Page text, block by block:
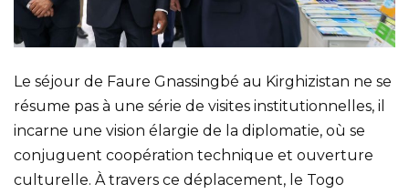
Le séjour de Faure Gnassingbé au Kirghizistan ne se
résume pas à une série de visites institutionnelles, il
incarne une vision élargie de la diplomatie, où se
conjuguent coopération technique et ouverture
culturelle. À travers ce déplacement, le Togo